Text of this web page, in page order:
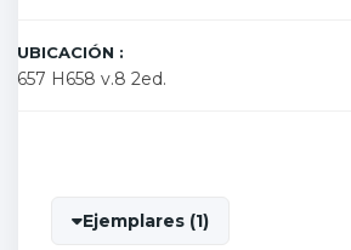
UBICACIÓN :
657 H658 v.8 2ed.
Ejemplares (1)